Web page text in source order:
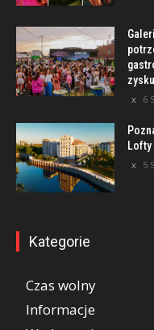
6
5
Kategorie
Czas wolny
Informacje